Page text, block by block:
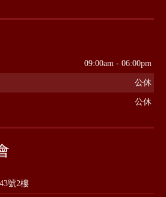
09:00am - 06:00pm
公休
公休
號2樓